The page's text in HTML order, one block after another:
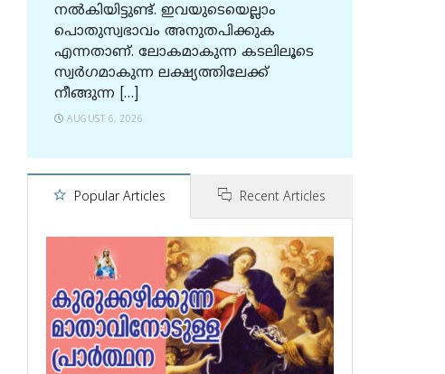
നൽകിയിട്ടുണ്ട്. ഇവയുടെയെല്ലാം
പൊതുസ്വഭാവം അനുതപിക്കുക
എന്നതാണ്. ലോകമാകുന്ന കടലിലൂടെ
സ്വർഗമാകുന്ന ലക്ഷ്യത്തിലേക്ക്
നീങ്ങുന്ന […]
AUGUST 6, 2026
Popular Articles Recent Articles